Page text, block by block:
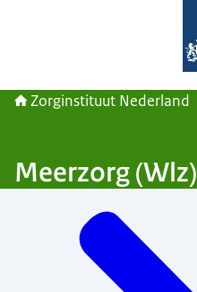
Zorginstituut Nederland
Meerzorg (Wlz)